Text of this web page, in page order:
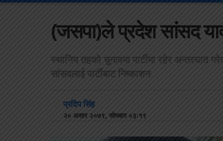
(जसपा)ले प्रदेश सांसद
स्थानिय तहकाे चुनावमा पार्टीमा रहेर अन्तरघात
सांसदलाई पार्टीबाट निष्काशन
प्रदिप सिंह
२० असार २०७९, सोमबार ०३:१९